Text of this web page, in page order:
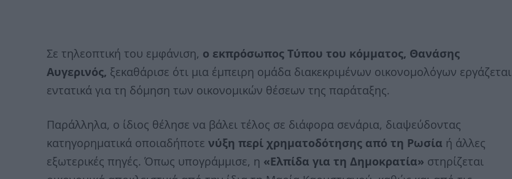
Σε τηλεοπτική του εμφάνιση, ο εκπρόσωπος Τύπου του κόμματος, Θανάσης
Αυγερινός, ξεκαθάρισε ότι μια έμπειρη ομάδα διακεκριμένων οικονομολόγων εργάζεται
εντατικά για τη δόμηση των οικονομικών θέσεων της παράταξης.
Παράλληλα, ο ίδιος θέλησε να βάλει τέλος σε διάφορα σενάρια, διαψεύδοντας
κατηγορηματικά οποιαδήποτε νύξη περί χρηματοδότησης από τη Ρωσία ή άλλες
εξωτερικές πηγές. Όπως υπογράμμισε, η «Ελπίδα για τη Δημοκρατία» στηρίζεται